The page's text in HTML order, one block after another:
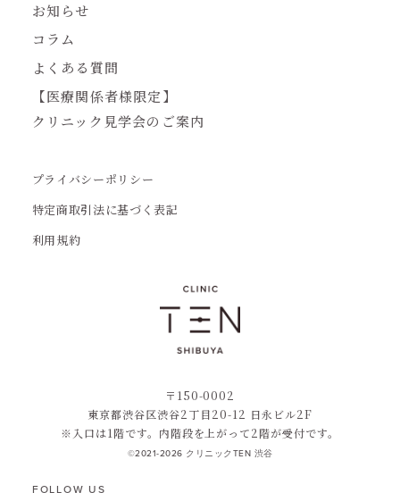
お知らせ
コラム
よくある質問
【医療関係者様限定】
クリニック見学会のご案内
プライバシーポリシー
特定商取引法に基づく表記
利用規約
〒150-0002
東京都渋谷区渋谷2丁目20-12 日永ビル2F
※入口は1階です。内階段を上がって2階が受付です。
©2021-2026 クリニックTEN 渋谷
FOLLOW US